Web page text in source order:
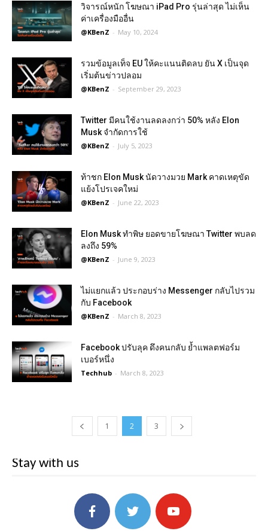
วิจารณ์หนัก โฆษณา iPad Pro รุ่นล่าสุด ไม่เห็น
ค่าเครื่องมืออื่น
@KBenZ - May 10, 2024
รวมข้อมูลเท็จ EU ให้คะแนนติดลบ ยัน X เป็นจุด
เริ่มต้นข่าวปลอม
@KBenZ - September 29, 2023
Twitter มีคนใช้งานลดลงกว่า 50% หลัง Elon
Musk จำกัดการใช้
@KBenZ - July 5, 2023
ท้าชก Elon Musk นัดวางมวย Mark คาดเหตุขัด
แย้งโปรเจคใหม่
@KBenZ - June 22, 2023
Elon Musk ทำพิษ ยอดขายโฆษณา Twitter พบลด
ลงถึง 59%
@KBenZ - June 9, 2023
ไม่แยกแล้ว ประกอบร่าง Messenger กลับไปรวม
กับ Facebook
@KBenZ - March 8, 2023
Facebook ปรับลุค ดึงคนกลับ ย้ำแพลตฟอร์ม
เบอร์หนึ่ง
Techhub - March 8, 2023
1 2 3
Stay with us